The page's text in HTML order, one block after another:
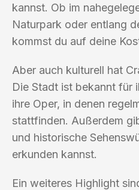
kannst. Ob im
Naturpark oder entlang
kommst du auf deine
Aber auch kulturell hat
Die Stadt ist bekannt für
ihre Oper, in denen
stattfinden. Außerdem
und historische
erkunden kannst.
Ein weiteres Highlight